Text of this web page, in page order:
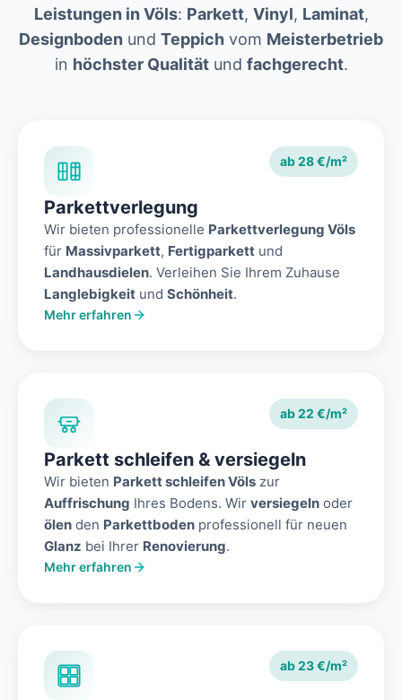
Leistungen in Völs: Parkett, Vinyl, Laminat,
Designboden und Teppich vom Meisterbetrieb
in höchster Qualitätund fachgerecht.
ab 28 €/m²
Parkettverlegung
Wir bieten professionelle Parkettverlegung Völs
für Massivparkett, Fertigparkett und
Landhausdielen. Verleihen Sie Ihrem Zuhause
Langlebigkeit und Schönheit.
Mehr erfahren
ab 22 €/m²
Parkett schleifen & versiegeln
Wir bieten Parkett schleifen Völs zur
Auffrischung Ihres Bodens. Wir versiegeln oder
ölen den Parkettboden professionell für neuen
Glanz bei Ihrer Renovierung.
Mehr erfahren
ab 23 €/m²